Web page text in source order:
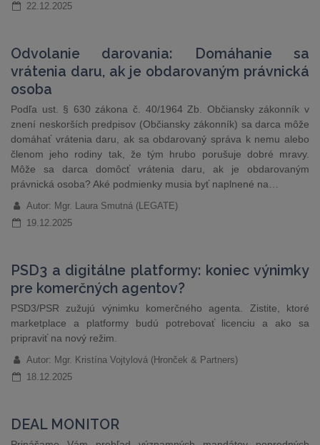
22.12.2025
Odvolanie darovania: Domáhanie sa
vrátenia daru, ak je obdarovaným právnická
osoba
Podľa ust. § 630 zákona č. 40/1964 Zb. Občiansky zákonník v
znení neskorších predpisov (Občiansky zákonník) sa darca môže
domáhať vrátenia daru, ak sa obdarovaný správa k nemu alebo
členom jeho rodiny tak, že tým hrubo porušuje dobré mravy.
Môže sa darca domôcť vrátenia daru, ak je obdarovaným
právnická osoba? Aké podmienky musia byť naplnené na…
Autor: Mgr. Laura Smutná (LEGATE)
19.12.2025
PSD3 a digitálne platformy: koniec výnimky
pre komerčných agentov?
PSD3/PSR zužujú výnimku komerčného agenta. Zistite, ktoré
marketplace a platformy budú potrebovať licenciu a ako sa
pripraviť na nový režim.
Autor: Mgr. Kristína Vojtylová (Hronček & Partners)
18.12.2025
DEAL MONITOR